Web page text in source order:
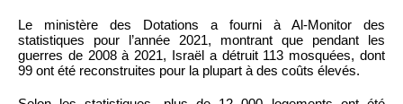
Le ministère des Dotations a fourni à Al-Monitor des
statistiques pour l’année 2021, montrant que pendant les
guerres de 2008 à 2021, Israël a détruit 113 mosquées, dont
99 ont été reconstruites pour la plupart à des coûts élevés.